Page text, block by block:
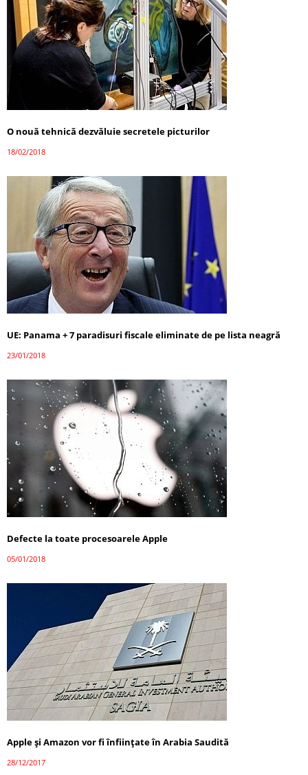
O nouă tehnică dezvăluie secretele picturilor
18/02/2018
UE: Panama + 7 paradisuri fiscale eliminate de pe lista neagră
23/01/2018
Defecte la toate procesoarele Apple
05/01/2018
Apple și Amazon vor fi înființate în Arabia Saudită
28/12/2017